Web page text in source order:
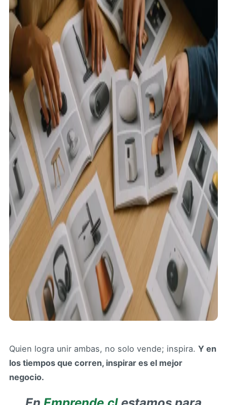
Quien logra unir ambas, no solo vende; inspira. Y en
los tiempos que corren, inspirar es el mejor
negocio.